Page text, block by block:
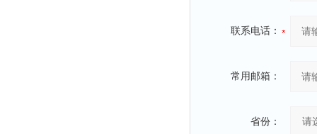
联系电话：
常用邮箱：
省份：